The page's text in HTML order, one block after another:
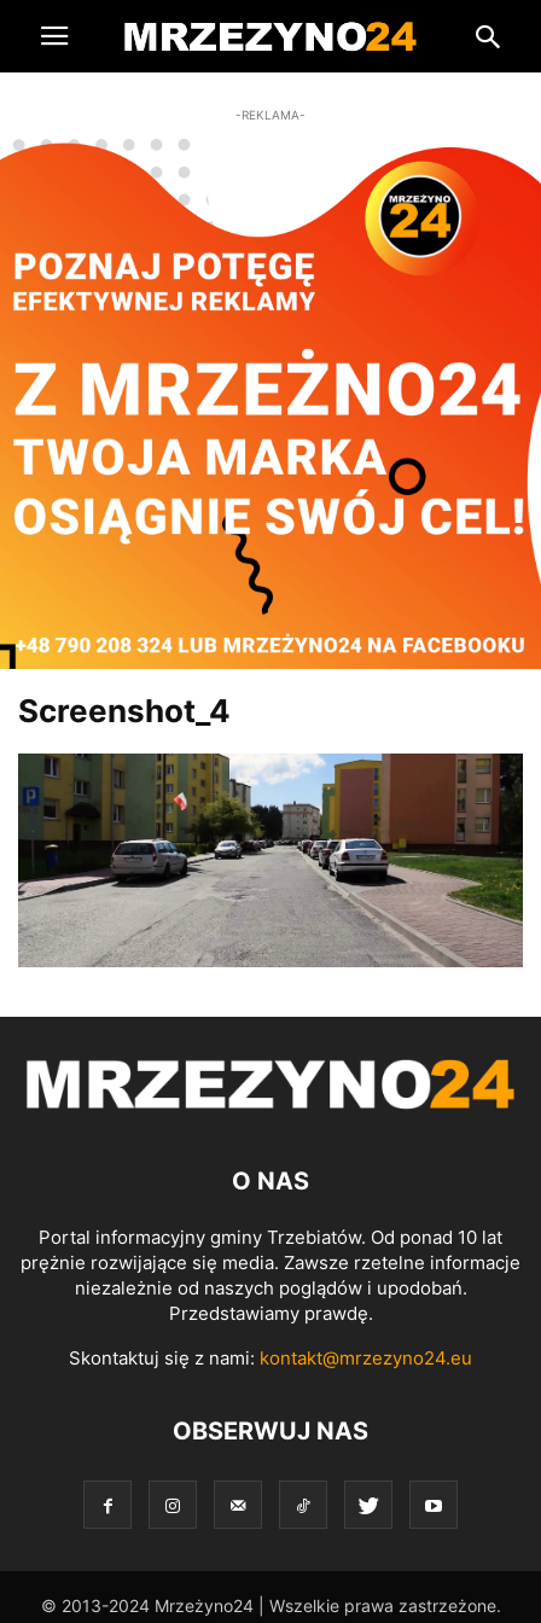
-REKLAMA-
Screenshot_4
O NAS
Portal informacyjny gminy Trzebiatów. Od ponad 10 lat
prężnie rozwijające się media. Zawsze rzetelne informacje
niezależnie od naszych poglądów i upodobań.
Przedstawiamy prawdę.
Skontaktuj się z nami: kontakt@mrzezyno24.eu
OBSERWUJ NAS
© 2013-2024 Mrzeżyno24 | Wszelkie prawa zastrzeżone.